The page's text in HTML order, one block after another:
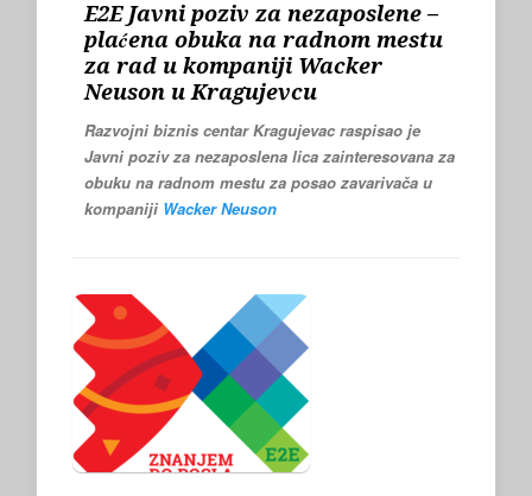
E2E Javni poziv za nezaposlene –
plaćena obuka na radnom mestu
za rad u kompaniji Wacker
Neuson u Kragujevcu
Razvojni biznis centar Kragujevac raspisao je
Javni poziv za nezaposlena lica zainteresovana za
obuku na radnom mestu za posao zavarivača u
kompaniji Wacker Neuson